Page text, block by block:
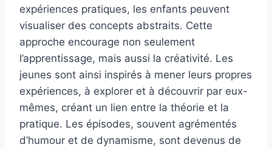
expériences pratiques, les enfants peuvent
visualiser des concepts abstraits. Cette
approche encourage non seulement
l’apprentissage, mais aussi la créativité. Les
jeunes sont ainsi inspirés à mener leurs propres
expériences, à explorer et à découvrir par eux-
mêmes, créant un lien entre la théorie et la
pratique. Les épisodes, souvent agrémentés
d’humour et de dynamisme, sont devenus de